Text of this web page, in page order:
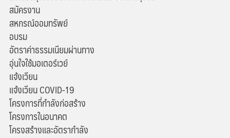
สมัครงาน
สหกรณ์ออมทรัพย์
อบรม
อัตราค่าธรรมเนียมผ่านทาง
อุ่นใจใช้มอเตอร์เวย์
แจ้งเวียน
แจ้งเวียน COVID-19
โครงการที่กำลังก่อสร้าง
โครงการในอนาคต
โครงสร้างและอัตรากำลัง